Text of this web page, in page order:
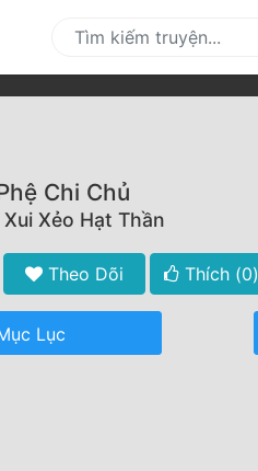
Chi Chủ
Xẻo Hạt Thần
Theo Dõi Thích (0)
Lục